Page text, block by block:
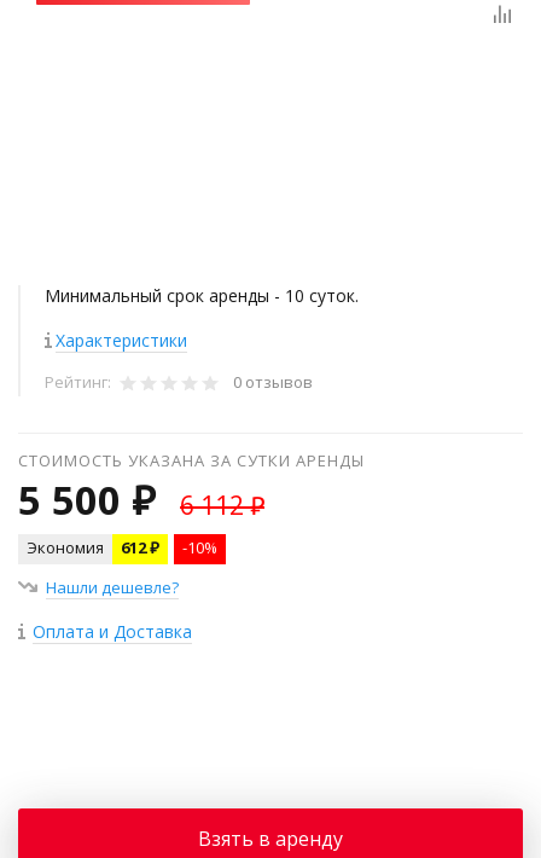
Минимальный срок аренды - 10 суток.
Характеристики
Рейтинг: 0 отзывов
СТОИМОСТЬ УКАЗАНА ЗА СУТКИ АРЕНДЫ
5 500 ₽ 6 112 ₽
Экономия 612 ₽
-10%
Нашли дешевле?
Оплата и Доставка
Взять в аренду